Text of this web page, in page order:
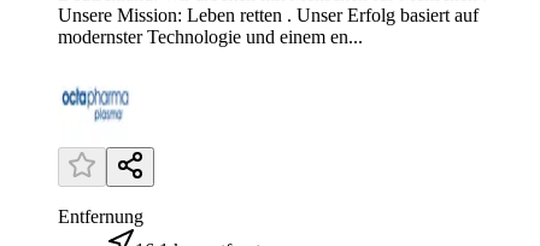
Unsere Mission: Leben retten . Unser Erfolg basiert auf
modernster Technologie und einem en...
Entfernung